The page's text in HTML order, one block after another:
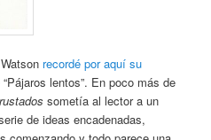
recordé por aquí su
lentos”. En poco más de
sometía al lector a un
de ideas encadenadas,